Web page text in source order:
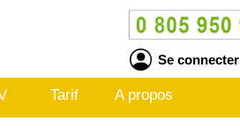
Se connecter
Tarif A propos